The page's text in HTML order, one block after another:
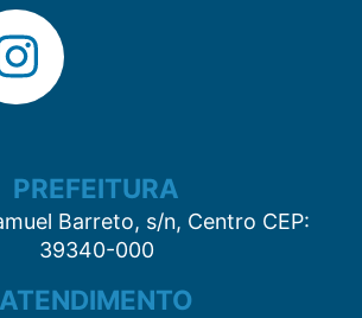
PREFEITURA
Barreto, s/n, Centro CEP:
39340-000
ATENDIMENTO